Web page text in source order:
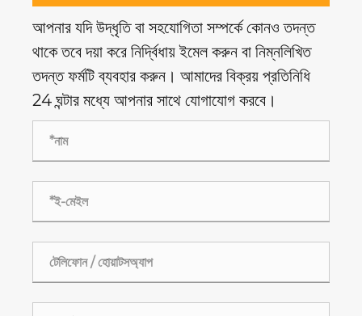
আপনার যদি উদ্ধৃতি বা সহযোগিতা সম্পর্কে কোনও তদন্ত
থাকে তবে দয়া করে নির্দ্বিধায় ইমেল করুন বা নিম্নলিখিত
তদন্ত ফর্মটি ব্যবহার করুন। আমাদের বিক্রয় প্রতিনিধি
24 ঘন্টার মধ্যে আপনার সাথে যোগাযোগ করবে।